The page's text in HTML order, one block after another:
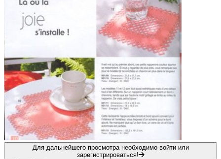
Для дальнейшего просмотра необходимо войти или
зарегистрироваться!